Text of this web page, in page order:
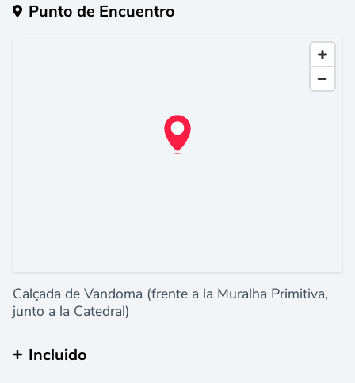
Punto de Encuentro
Calçada de Vandoma (frente a la Muralha Primitiva,
junto a la Catedral)
Incluido